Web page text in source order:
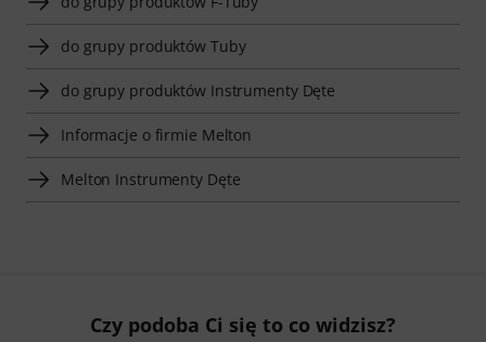
do grupy produktów Tuby
do grupy produktów Instrumenty Dęte
Informacje o firmie Melton
Melton Instrumenty Dęte
Czy podoba Ci się to co widzisz?